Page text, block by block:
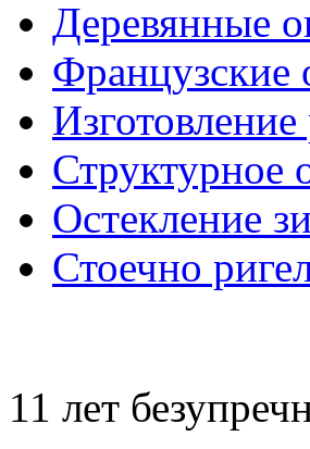
Деревянные
Французские
Структурное
Остекление
Стоечно
11 лет